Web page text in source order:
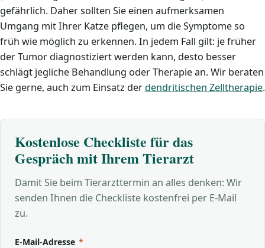
gefährlich. Daher sollten Sie einen aufmerksamen
Umgang mit Ihrer Katze pflegen, um die Symptome so
früh wie möglich zu erkennen. In jedem Fall gilt: je früher
der Tumor diagnostiziert werden kann, desto besser
schlägt jegliche Behandlung oder Therapie an. Wir beraten
Sie gerne, auch zum Einsatz derdendritischen Zelltherapie.
Kostenlose Checkliste für das
Gespräch mit Ihrem Tierarzt
Damit Sie beim Tierarzttermin an alles denken: Wir
senden Ihnen die Checkliste kostenfrei per E-Mail
zu.
E-Mail-Adresse *